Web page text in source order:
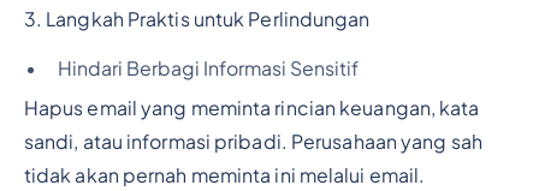
3. Langkah Praktis untuk Perlindungan
Hindari Berbagi Informasi Sensitif
Hapus email yang meminta rincian keuangan, kata
sandi, atau informasi pribadi. Perusahaan yang sah
tidak akan pernah meminta ini melalui email.